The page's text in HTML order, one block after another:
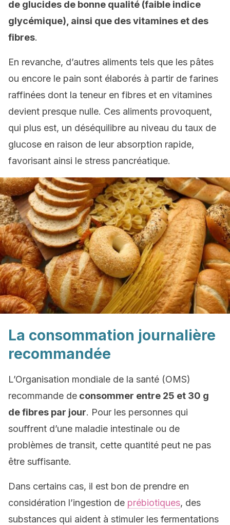
de glucides de bonne qualité (faible indice
glycémique), ainsi que des vitamines et des
fibres.
En revanche, d’autres aliments tels que les pâtes
ou encore le pain sont élaborés à partir de farines
raffinées dont la teneur en fibres et en vitamines
devient presque nulle. Ces aliments provoquent,
qui plus est, un déséquilibre au niveau du taux de
glucose en raison de leur absorption rapide,
favorisant ainsi le stress pancréatique.
La consommation journalière
recommandée
L’Organisation mondiale de la santé (OMS)
recommande de consommer entre 25 et 30 g
de fibres par jour. Pour les personnes qui
souffrent d’une maladie intestinale ou de
problèmes de transit, cette quantité peut ne pas
être suffisante.
Dans certains cas, il est bon de prendre en
considération l’ingestion de prébiotiques, des
substances qui aident à stimuler les fermentations